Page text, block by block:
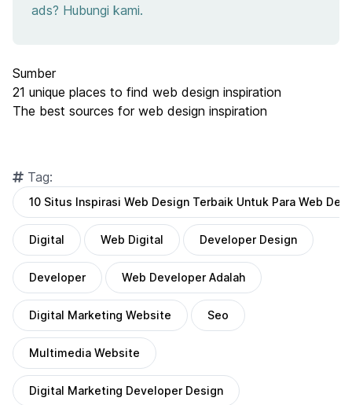
ads? Hubungi kami.
Sumber
21 unique places to find web design inspiration
The best sources for web design inspiration
Tag:
10 Situs Inspirasi Web Design Terbaik Untuk Para Web
Digital Web Digital Developer Design
Developer Web Developer Adalah
Digital Marketing Website Seo
Multimedia Website
Digital Marketing Developer Design